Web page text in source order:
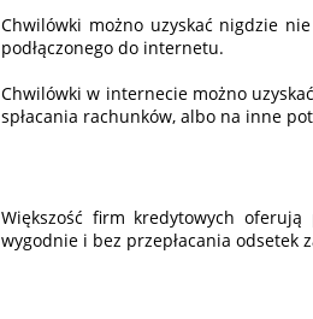
Chwilówki możno uzyskać nigdzie
podłączonego do internetu.
Chwilówki w internecie możno
spłacania rachunków, albo na inne
Większość firm kredytowych
wygodnie i bez przepłacania odsetek